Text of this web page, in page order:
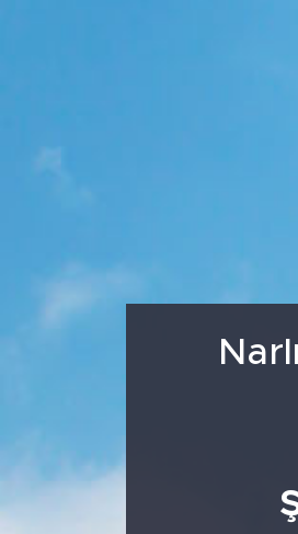
Siyaset
GURBETTEN SILAYA
Ulusal Son Dakika